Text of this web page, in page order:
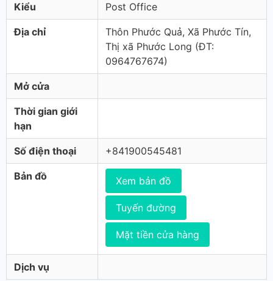
Kiểu Post Office
Địa chỉ
Thôn Phước Quả, Xã Phước Tín,
Thị xã Phước Long (ÐT:
0964767674)
Mở cửa
Thời gian giới
hạn
Số điện thoại +841900545481
Bản đồ Xem bản đồ
Tuyến đường
Mặt tiền cửa hàng
Dịch vụ